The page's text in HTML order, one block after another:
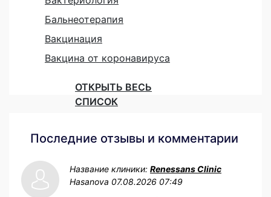
Бальнеотерапия
Вакцинация
Вакцина от коронавируса
ОТКРЫТЬ ВЕСЬ
СПИСОК
Последние отзывы и комментарии
Название клиники: Renessans Clinic
Hasanova 07.08.2026 07:49